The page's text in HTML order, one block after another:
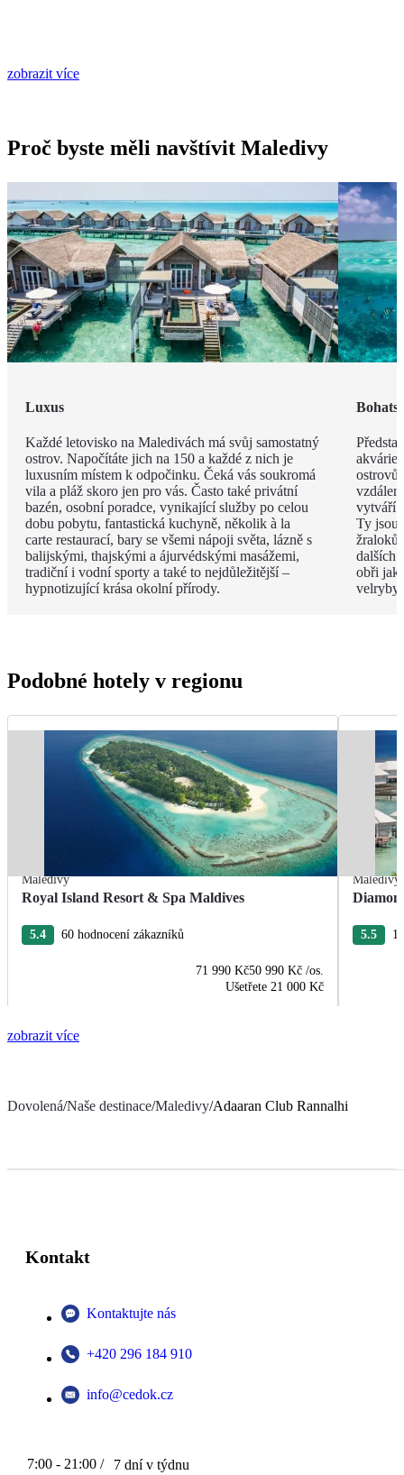
zobrazit více
Proč byste měli navštívit Maledivy
Luxus
Každé letovisko na Maledivách má svůj samostatný
ostrov. Napočítáte jich na 150 a každé z nich je
luxusním místem k odpočinku. Čeká vás soukromá
vila a pláž skoro jen pro vás. Často také privátní
bazén, osobní poradce, vynikající služby po celou
dobu pobytu, fantastická kuchyně, několik à la
carte restaurací, bary se všemi nápoji světa, lázně s
balijskými, thajskými a ájurvédskými masážemi,
tradiční i vodní sporty a také to nejdůležitější –
hypnotizující krása okolní přírody.
ostrovů
vytváří
Ty jsou
dalších
obři
velryby.
Podobné hotely v regionu
Maledivy
Royal Island Resort & Spa Maldives
5.4 60 hodnocení zákazníků
71 990 Kč50 990 Kč /os.
Ušetřete 21 000 Kč
Maledivy
5.5
zobrazit více
Dovolená/Naše destinace/Maledivy/Adaaran Club Rannalhi
Kontakt
Kontaktujte nás
+420 296 184 910
info@cedok.cz
7:00 - 21:00 / 7 dní v týdnu